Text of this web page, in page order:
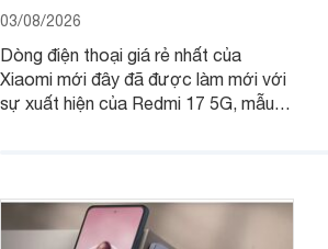
03/08/2026
Dòng điện thoại giá rẻ nhất của
Xiaomi mới đây đã được làm mới với
sự xuất hiện của Redmi 17 5G, mẫu